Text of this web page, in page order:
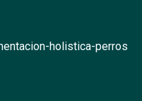
holistica-perros